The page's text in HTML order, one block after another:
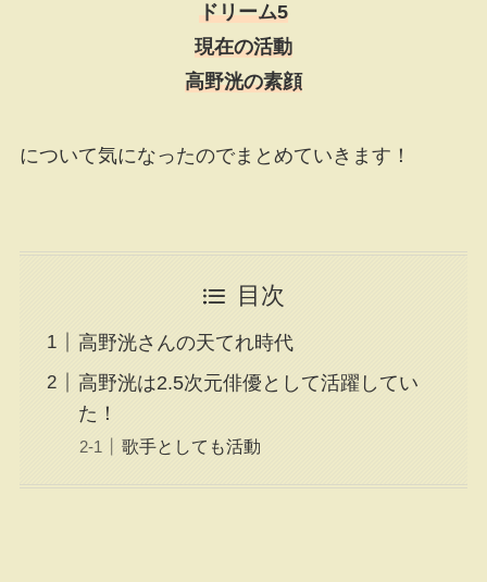
ドリーム5
現在の活動
高野洸の素顔
について気になったのでまとめていきます！
目次
高野洸さんの天てれ時代
高野洸は2.5次元俳優として活躍してい
た！
歌手としても活動